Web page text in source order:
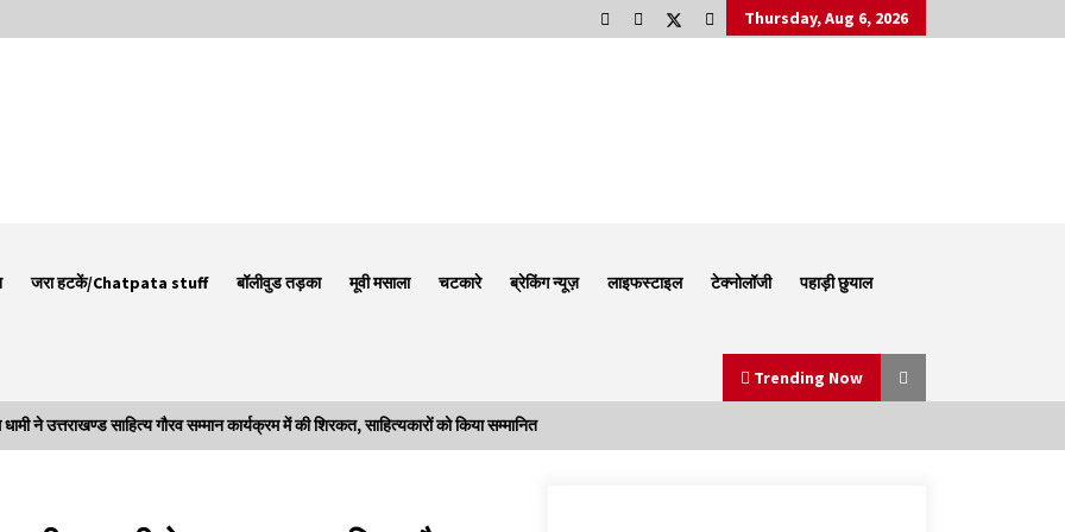
Thursday, Aug 6, 2026
जरा हटकें/Chatpata stuff बॉलीवुड तड़का मूवी मसाला चटकारे ब्रेकिंग न्यूज़ लाइफस्टाइल टेक्नोलॉजी पहाड़ी छुयाल
Trending Now
उत्तराखण्ड साहित्य गौरव सम्मान कार्यक्रम में की शिरकत, साहित्यकारों को किया सम्मानित